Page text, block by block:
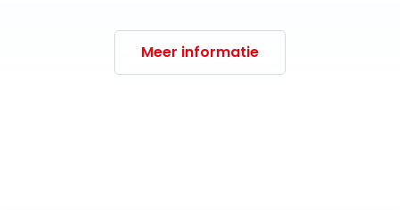
Meer informatie